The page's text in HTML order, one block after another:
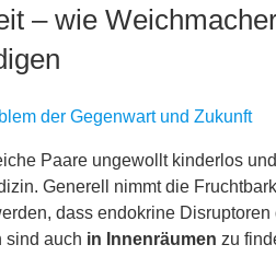
– wie
Paare ungewollt kinderlos
Generell nimmt die
dass endokrine
sind auch in Innenräumen zu